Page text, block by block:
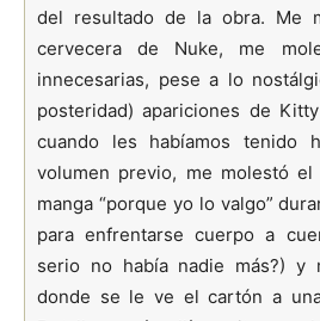
del resultado de la obra. Me
cervecera de Nuke, me
innecesarias, pese a lo
posteridad) apariciones de
cuando les habíamos tenido
volumen previo, me molestó
manga “porque yo lo valgo”
para enfrentarse cuerpo a
serio no había nadie más?) y
donde se le ve el cartón a